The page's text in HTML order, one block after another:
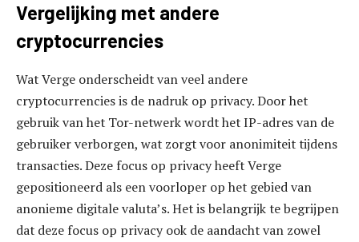
Vergelijking met andere
cryptocurrencies
Wat Verge onderscheidt van veel andere
cryptocurrencies is de nadruk op privacy. Door het
gebruik van het Tor-netwerk wordt het IP-adres van de
gebruiker verborgen, wat zorgt voor anonimiteit tijdens
transacties. Deze focus op privacy heeft Verge
gepositioneerd als een voorloper op het gebied van
anonieme digitale valuta’s. Het is belangrijk te begrijpen
dat deze focus op privacy ook de aandacht van zowel